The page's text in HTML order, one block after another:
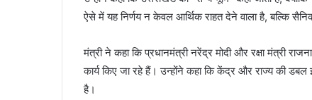
ऐसे में यह निर्णय न केवल आर्थिक राहत देने वाला है, बल्कि
मंत्री ने कहा कि प्रधानमंत्री नरेंद्र मोदी और रक्षा मंत्री
कार्य किए जा रहे हैं। उन्होंने कहा कि केंद्र और राज्य की
है।